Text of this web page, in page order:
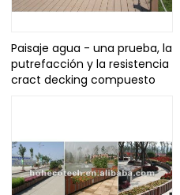
Paisaje agua - una prueba, la
putrefacción y la resistencia
cract decking compuesto